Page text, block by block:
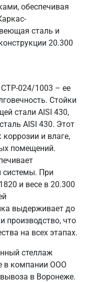
обеспечивая
сталь и
20.300
СТР-024/1003 – ее
Стойки
стали AISI 430,
AISI 430. Этот
коррозии и влаге,
помещений.
системы. При
и весе в 20.300
выдерживает до
производство, что
на всех этапах.
стеллаж
в компании ООО
в Воронеже.